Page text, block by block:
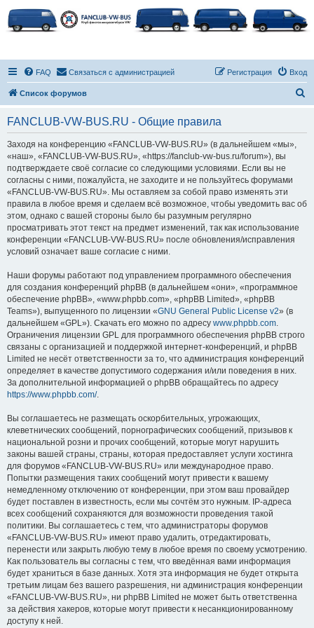
FAQ Связаться с администрацией Вход
Регистрация
Список форумов
FANCLUB-VW-BUS.RU - Общие правила
Заходя на конференцию «FANCLUB-VW-BUS.RU» (в дальнейшем «мы»,
«наш», «FANCLUB-VW-BUS.RU», «https://fanclub-vw-bus.ru/forum»), вы
подтверждаете своё согласие со следующими условиями. Если вы не
согласны с ними, пожалуйста, не заходите и не пользуйтесь форумами
«FANCLUB-VW-BUS.RU». Мы оставляем за собой право изменять эти
правила в любое время и сделаем всё возможное, чтобы уведомить вас об
этом, однако с вашей стороны было бы разумным регулярно
просматривать этот текст на предмет изменений, так как использование
конференции «FANCLUB-VW-BUS.RU» после обновления/исправления
условий означает ваше согласие с ними.
Наши форумы работают под управлением программного обеспечения
для создания конференций phpBB (в дальнейшем «они», «программное
обеспечение phpBB», «www.phpbb.com», «phpBB Limited», «phpBB
Teams»), выпущенного по лицензии «GNU General Public License v2» (в
дальнейшем «GPL»). Скачать его можно по адресу www.phpbb.com
Ограничения лицензии GPL для программного обеспечения phpBB строго
связаны с организацией и поддержкой интернет-конференций, и phpBB
Limited не несёт ответственности за то, что администрация конференций
определяет в качестве допустимого содержания и/или поведения в них.
За дополнительной информацией о phpBB обращайтесь по адресу
https://www.phpbb.com/.
Вы соглашаетесь не размещать оскорбительных, угрожающих,
клеветнических сообщений, порнографических сообщений, призывов к
национальной розни и прочих сообщений, которые могут нарушить
законы вашей страны, страны, которая предоставляет услуги хостинга
для форумов «FANCLUB-VW-BUS.RU» или международное право.
Попытки размещения таких сообщений могут привести к вашему
немедленному отключению от конференции, при этом ваш провайдер
будет поставлен в известность, если мы сочтём это нужным. IP-адреса
всех сообщений сохраняются для возможности проведения такой
политики. Вы соглашаетесь с тем, что администраторы форумов
«FANCLUB-VW-BUS.RU» имеют право удалить, отредактировать,
перенести или закрыть любую тему в любое время по своему усмотрению.
Как пользователь вы согласны с тем, что введённая вами информация
будет храниться в базе данных. Хотя эта информация не будет открыта
третьим лицам без вашего разрешения, ни администрация конференции
«FANCLUB-VW-BUS.RU», ни phpBB Limited не может быть ответственна
за действия хакеров, которые могут привести к несанкционированному
доступу к ней.